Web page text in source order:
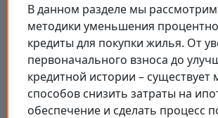
В данном разделе мы
методики уменьшения
кредиты для покупки жилья. От
первоначального взноса до
кредитной истории – существует
способов снизить затраты на
обеспечение и сделать процесс